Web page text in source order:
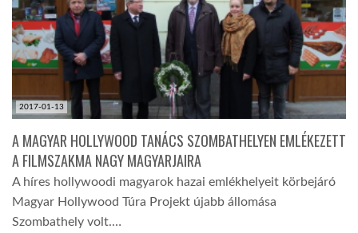
GLOBOBOOK
2017-01-13
A MAGYAR HOLLYWOOD TANÁCS SZOMBATHELYEN EMLÉKEZETT
A FILMSZAKMA NAGY MAGYARJAIRA
A híres hollywoodi magyarok hazai emlékhelyeit körbejáró
Magyar Hollywood Túra Projekt újabb állomása
Szombathely volt.…